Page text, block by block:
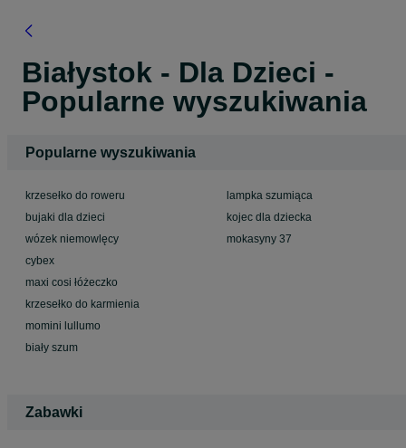
Białystok - Dla Dzieci -
Popularne wyszukiwania
Popularne wyszukiwania
krzesełko do roweru
bujaki dla dzieci
wózek niemowlęcy
cybex
maxi cosi łóżeczko
krzesełko do karmienia
momini lullumo
biały szum
lampka szumiąca
kojec dla dziecka
mokasyny 37
Zabawki